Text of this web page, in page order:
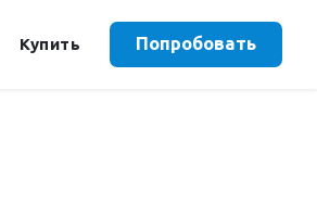
Купить Попробовать